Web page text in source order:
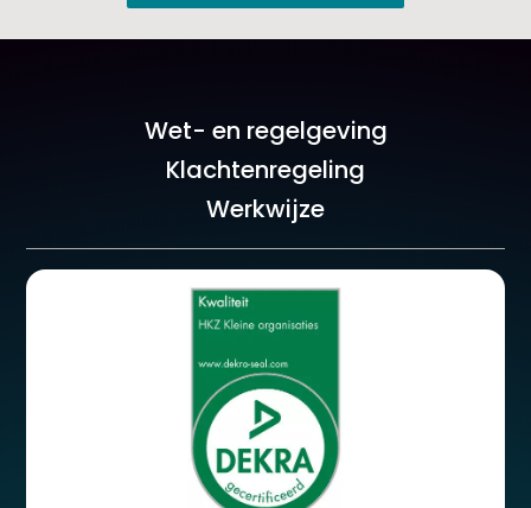
Wet- en regelgeving
Klachtenregeling
Werkwijze